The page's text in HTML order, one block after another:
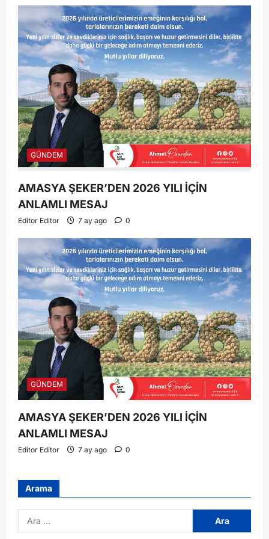
GÜNDEM
AMASYA ŞEKER’DEN 2026 YILI İÇİN
ANLAMLI MESAJ
Editor Editor 7 ay ago 0
GÜNDEM
AMASYA ŞEKER’DEN 2026 YILI İÇİN
ANLAMLI MESAJ
Editor Editor 7 ay ago 0
Arama